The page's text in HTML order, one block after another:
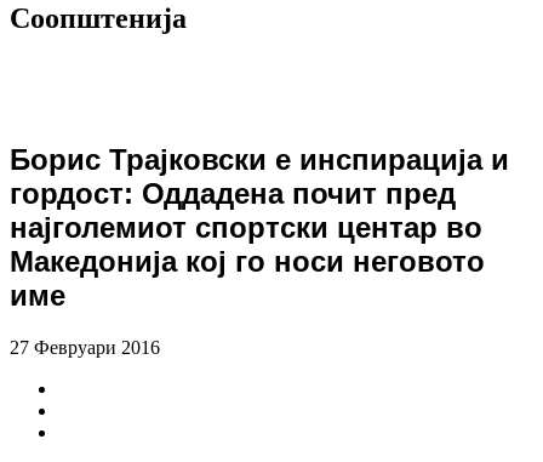
Соопштенија
Борис Трајковски е инспирација и
гордост: Оддадена почит пред
најголемиот спортски центар во
Македонија кој го носи неговото
име
27 Февруари 2016